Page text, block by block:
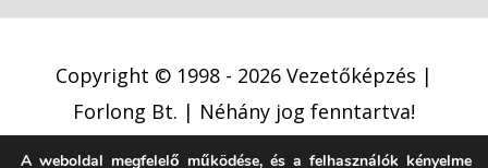
Copyright © 1998 - 2026 Vezetőképzés |
Forlong Bt. | Néhány jog fenntartva!
A weboldal megfelelő működése, és a felhasználók kényelme